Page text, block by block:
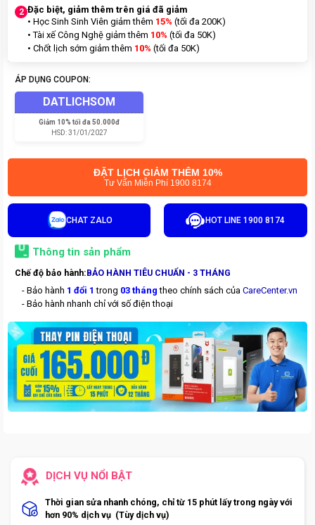
2 Đặc biệt, giảm thêm trên giá đã giảm
• Học Sinh Sinh Viên giảm thêm 15% (tối đa 200K)
• Tài xế Công Nghệ giảm thêm 10% (tối đa 50K)
• Chốt lịch sớm giảm thêm 10% (tối đa 50K)
ÁP DỤNG COUPON:
DATLICHSOM
Giảm 10% tối đa 50.000đ
HSD:31/01/2027
ĐẶT LỊCH GIẢM THÊM 10%
Tư Vấn Miễn Phí 1900 8174
CHAT ZALO HOT LINE 1900 8174
Thông tin sản phẩm
Chế độ bảo hành:BẢO HÀNH TIÊU CHUẨN - 3 THÁNG
- Bảo hành 1 đổi 1 trong 03 tháng theo chính sách của CareCenter.vn
- Bảo hành nhanh chỉ với số điện thoại
DỊCH VỤ NỔI BẬT
Thời gian sửa nhanh chóng, chỉ từ 15 phút lấy trong ngày với
hơn 90% dịch vụ (Tùy dịch vụ)